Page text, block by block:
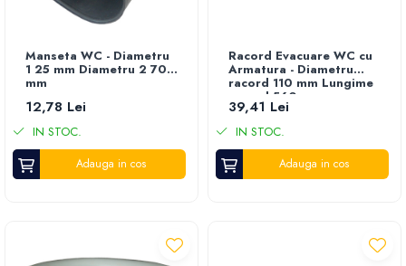
Manseta WC - Diametru
1 25 mm Diametru 2 70
mm
12,78 Lei
IN STOC.
Adauga in cos
Racord Evacuare WC cu
Armatura - Diametru
racord 110 mm Lungime
racord 560 mm
39,41 Lei
IN STOC.
Adauga in cos